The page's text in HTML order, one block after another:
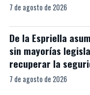
7 de agosto de 2026
De la Espriella
sin mayorías
recuperar la
7 de agosto de 2026